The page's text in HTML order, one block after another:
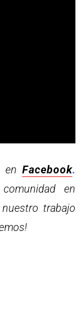
en Facebook.
en
trabajo